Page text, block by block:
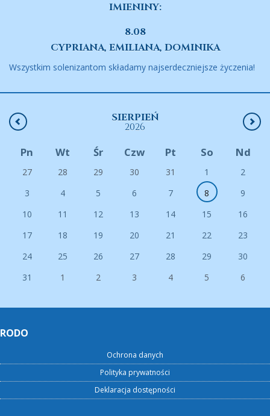
IMIENINY:
8.08
CYPRIANA, EMILIANA, DOMINIKA
Wszystkim solenizantom składamy najserdeczniejsze życzenia!
SIERPIEŃ
2026
Pn Wt Śr Czw Pt So Nd
27 28 29 30 31 1
2
3
4 5 6 7 8
9
10
11 12 13 14 15
16
17
18 19 20 21 22
23
24
25 26 27 28 29
30
31
1 2 3 4 5 6
RODO
Ochrona danych
Polityka prywatności
Deklaracja dostępności